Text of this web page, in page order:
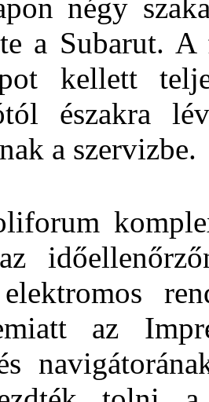
négy
a Subarut.
kellett
északra
a szervizbe.
az